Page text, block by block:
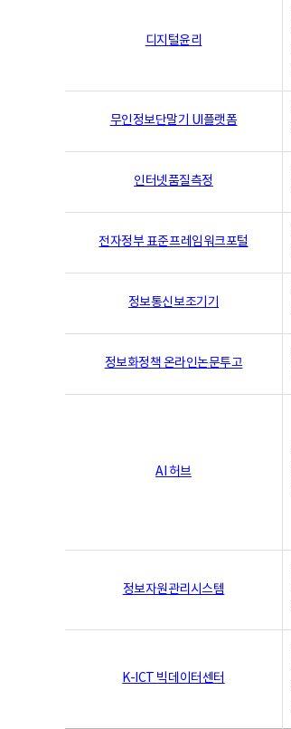
디지털윤리
무인정보단말기 UI플랫폼
인터넷품질측정
전자정부 표준프레임워크포털
정보통신보조기기
정보화정책 온라인논문투고
AI 허브
정보자원관리시스템
K-ICT 빅데이터센터